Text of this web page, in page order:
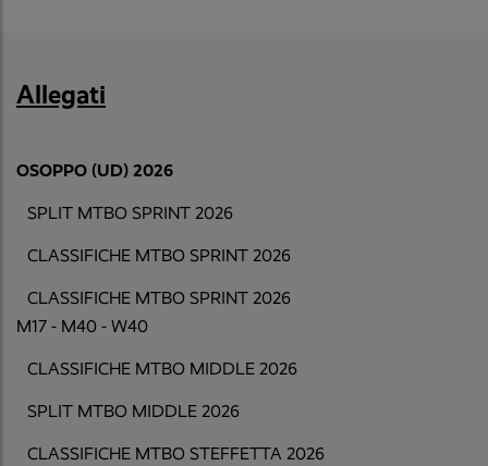
Allegati
OSOPPO (UD) 2026
SPLIT MTBO SPRINT 2026
CLASSIFICHE MTBO SPRINT 2026
CLASSIFICHE MTBO SPRINT 2026
M17 - M40 - W40
CLASSIFICHE MTBO MIDDLE 2026
SPLIT MTBO MIDDLE 2026
CLASSIFICHE MTBO STEFFETTA 2026